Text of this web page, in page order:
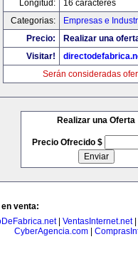
Longitud:
16 caracteres
Categorias:
Empresas e
Precio:
Realizar una
Visitar!
Serán consideradas
Realizar una Oferta
Precio Ofrecido $
venta:
| VentasInternet.net|
CyberAgencia.com